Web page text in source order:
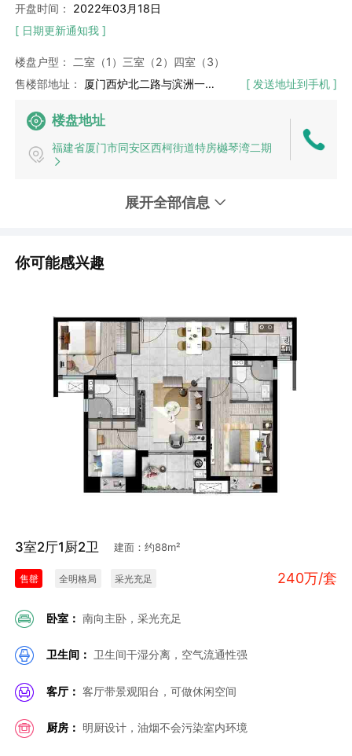
开盘时间：
2022年03月18日
[ 日期更新通知我 ]
楼盘户型： 二室（1） 三室（2） 四室（3）
售楼部地址：
厦门西炉北二路与滨洲一路交叉口 [ 发送地址到手机 ]
楼盘地址
福建省厦门市同安区西柯街道特房樾琴湾二期
展开全部信息
你可能感兴趣
3室2厅1厨2卫 建面：约88m²
售罄 全明格局 采光充足 240万/套
卧室： 南向主卧，采光充足
卫生间： 卫生间干湿分离，空气流通性强
客厅： 客厅带景观阳台，可做休闲空间
厨房： 明厨设计，油烟不会污染室内环境